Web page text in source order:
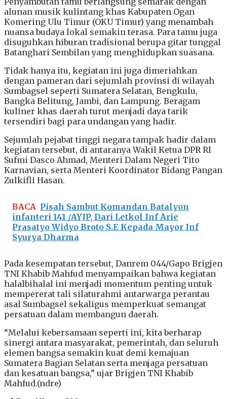
alunan musik kulintang khas Kabupaten Ogan
Komering Ulu Timur (OKU Timur) yang menambah
nuansa budaya lokal semakin terasa. Para tamu juga
disuguhkan hiburan tradisional berupa gitar tunggal
Batanghari Sembilan yang menghidupkan suasana.
Tidak hanya itu, kegiatan ini juga dimeriahkan
dengan pameran dari sejumlah provinsi di wilayah
Sumbagsel seperti Sumatera Selatan, Bengkulu,
Bangka Belitung, Jambi, dan Lampung. Beragam
kuliner khas daerah turut menjadi daya tarik
tersendiri bagi para undangan yang hadir.
Sejumlah pejabat tinggi negara tampak hadir dalam
kegiatan tersebut, di antaranya Wakil Ketua DPR RI
Sufmi Dasco Ahmad, Menteri Dalam Negeri Tito
Karnavian, serta Menteri Koordinator Bidang Pangan
Zulkifli Hasan.
BACA Pisah Sambut Komandan Batalyon
infanteri 141 /AYJP, Dari Letkol Inf Arie
Prasatyo Widyo Broto S.E Kepada Mayor Inf
Syurya Dharma
Pada kesempatan tersebut, Danrem 044/Gapo Brigjen
TNI Khabib Mahfud menyampaikan bahwa kegiatan
halalbihalal ini menjadi momentum penting untuk
mempererat tali silaturahmi antarwarga perantau
asal Sumbagsel sekaligus memperkuat semangat
persatuan dalam membangun daerah.
“Melalui kebersamaan seperti ini, kita berharap
sinergi antara masyarakat, pemerintah, dan seluruh
elemen bangsa semakin kuat demi kemajuan
Sumatera Bagian Selatan serta menjaga persatuan
dan kesatuan bangsa,” ujar Brigjen TNI Khabib
Mahfud.(ndre)